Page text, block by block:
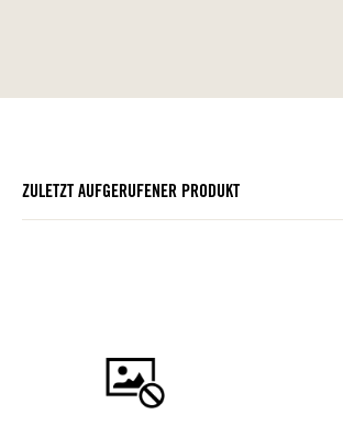
ZULETZT AUFGERUFENER PRODUKT